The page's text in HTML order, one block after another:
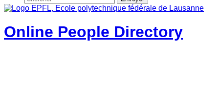
Online People Directory